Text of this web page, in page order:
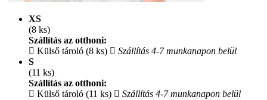
XS
(8 ks)
Szállítás az otthoni:
Külső tároló (8 ks)
Szállítás 4-7 munkanapon belül
S
(11 ks)
Szállítás az otthoni:
Külső tároló (11 ks)
Szállítás 4-7 munkanapon belül